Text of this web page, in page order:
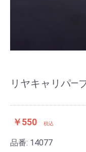
リヤキャリパ―
￥550 税込
品番: 14077